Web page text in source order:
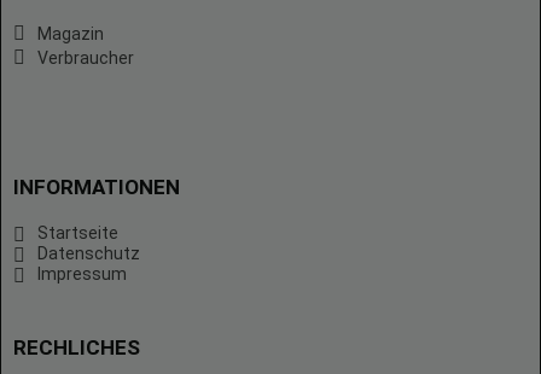
Magazin
Verbraucher
INFORMATIONEN
Startseite
Datenschutz
Impressum
RECHLICHES